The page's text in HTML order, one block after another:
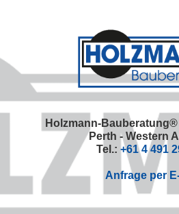
navigation
content
sidebar
Holzmann-Bauberatung®
Perth - Western
Tel.: +61 4 491
Anfrage per